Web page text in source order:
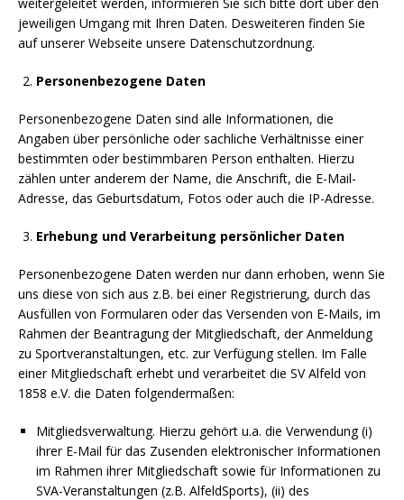
jeweiligen Umgang mit Ihren Daten. Desweiteren finden Sie
auf unserer Webseite unsere Datenschutzordnung.
Personenbezogene Daten
Personenbezogene Daten sind alle Informationen, die
Angaben über persönliche oder sachliche Verhältnisse einer
bestimmten oder bestimmbaren Person enthalten. Hierzu
zählen unter anderem der Name, die Anschrift, die E-Mail-
Adresse, das Geburtsdatum, Fotos oder auch die IP-Adresse.
Erhebung und Verarbeitung persönlicher Daten
Personenbezogene Daten werden nur dann erhoben, wenn Sie
uns diese von sich aus z.B. bei einer Registrierung, durch das
Ausfüllen von Formularen oder das Versenden von E-Mails, im
Rahmen der Beantragung der Mitgliedschaft, der Anmeldung
zu Sportveranstaltungen, etc. zur Verfügung stellen. Im Falle
einer Mitgliedschaft erhebt und verarbeitet die SV Alfeld von
1858 e.V. die Daten folgendermaßen:
Mitgliedsverwaltung. Hierzu gehört u.a. die Verwendung (i)
ihrer E-Mail für das Zusenden elektronischer Informationen
im Rahmen ihrer Mitgliedschaft sowie für Informationen zu
SVA-Veranstaltungen (z.B. AlfeldSports), (ii) des